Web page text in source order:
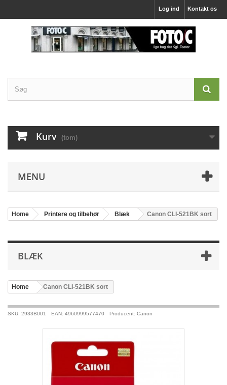
Kontakt os
Log ind
Kurv (tom)
MENU
Home Printere og tilbehør Blæk Canon CLI-521BK sort
BLÆK
Home >Canon CLI-521BK sort
SKU: 2933B001 EAN: 4960999577470 Producent: Canon